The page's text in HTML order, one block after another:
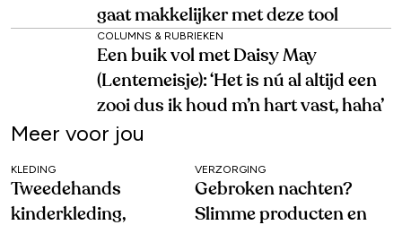
gaat makkelijker met deze tool
COLUMNS & RUBRIEKEN
Een buik vol met Daisy May
(Lentemeisje): ‘Het is nú al altijd een
zooi dus ik houd m’n hart vast, haha’
Meer voor jou
KLEDING
Tweedehands
kinderkleding,
VERZORGING
Gebroken nachten?
Slimme producten en